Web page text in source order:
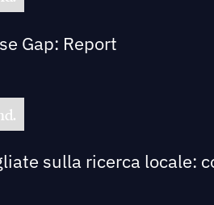
Gap: Report
sulla ricerca locale: